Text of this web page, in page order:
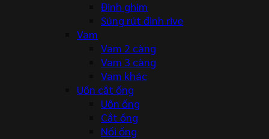
Đinh ghim
Súng rút đinh rive
Vam
Vam 2 càng
Vam 3 càng
Vam khác
Uốn cắt ống
Uốn ống
Cắt ống
Nối ống